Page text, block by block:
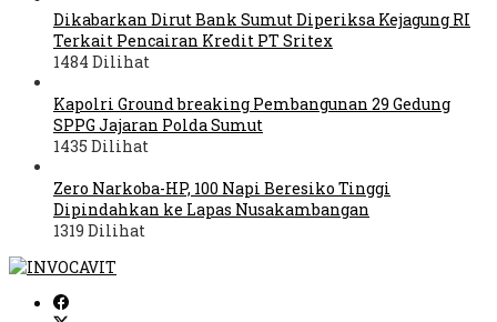
Dikabarkan Dirut Bank Sumut Diperiksa Kejagung RI
Terkait Pencairan Kredit PT Sritex
1484 Dilihat
Kapolri Ground breaking Pembangunan 29 Gedung
SPPG Jajaran Polda Sumut
1435 Dilihat
Zero Narkoba-HP, 100 Napi Beresiko Tinggi
Dipindahkan ke Lapas Nusakambangan
1319 Dilihat